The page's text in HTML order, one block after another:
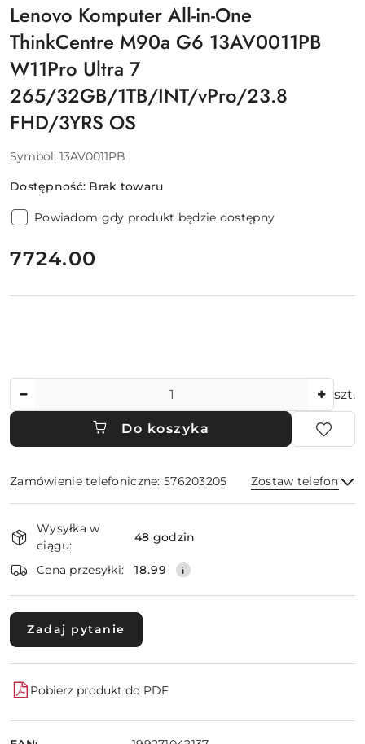
Lenovo Komputer All-in-One
ThinkCentre M90a G6 13AV0011PB
W11Pro Ultra 7
265/32GB/1TB/INT/vPro/23.8
FHD/3YRS OS
Symbol: 13AV0011PB
Dostępność: Brak towaru
Powiadom gdy produkt będzie dostępny
cena:
7724.00
szt.
Do koszyka
Zamówienie telefoniczne: 576203205 Zostaw telefon
i
dostawa
Wysyłka w
ciągu:
48 godzin
Cena przesyłki: 18.99
Zadaj pytanie
Pobierz produkt do PDF